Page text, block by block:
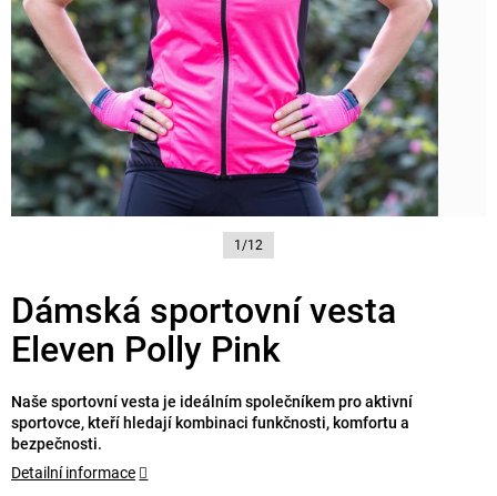
1/12
Dámská sportovní vesta
Eleven Polly Pink
Naše sportovní vesta je ideálním společníkem pro aktivní
sportovce, kteří hledají kombinaci funkčnosti, komfortu a
bezpečnosti.
Detailní informace